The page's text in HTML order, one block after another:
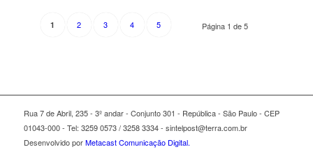
Página 1 de 5
1 2 3 4 5
Rua 7 de Abril, 235 - 3º andar - Conjunto 301 - República - São Paulo - CEP
01043-000 - Tel: 3259 0573 / 3258 3334 - sintelpost@terra.com.br
Desenvolvido porMetacast Comunicação Digital.